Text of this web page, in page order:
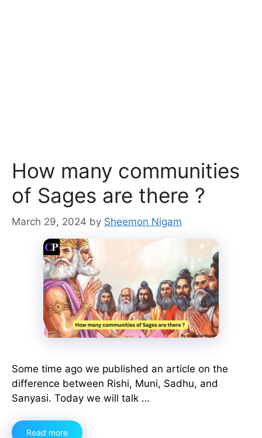
How many communities
of Sages are there ?
March 29, 2024 by Sheemon Nigam
Some time ago we published an article on the
difference between Rishi, Muni, Sadhu, and
Sanyasi. Today we will talk …
Read more